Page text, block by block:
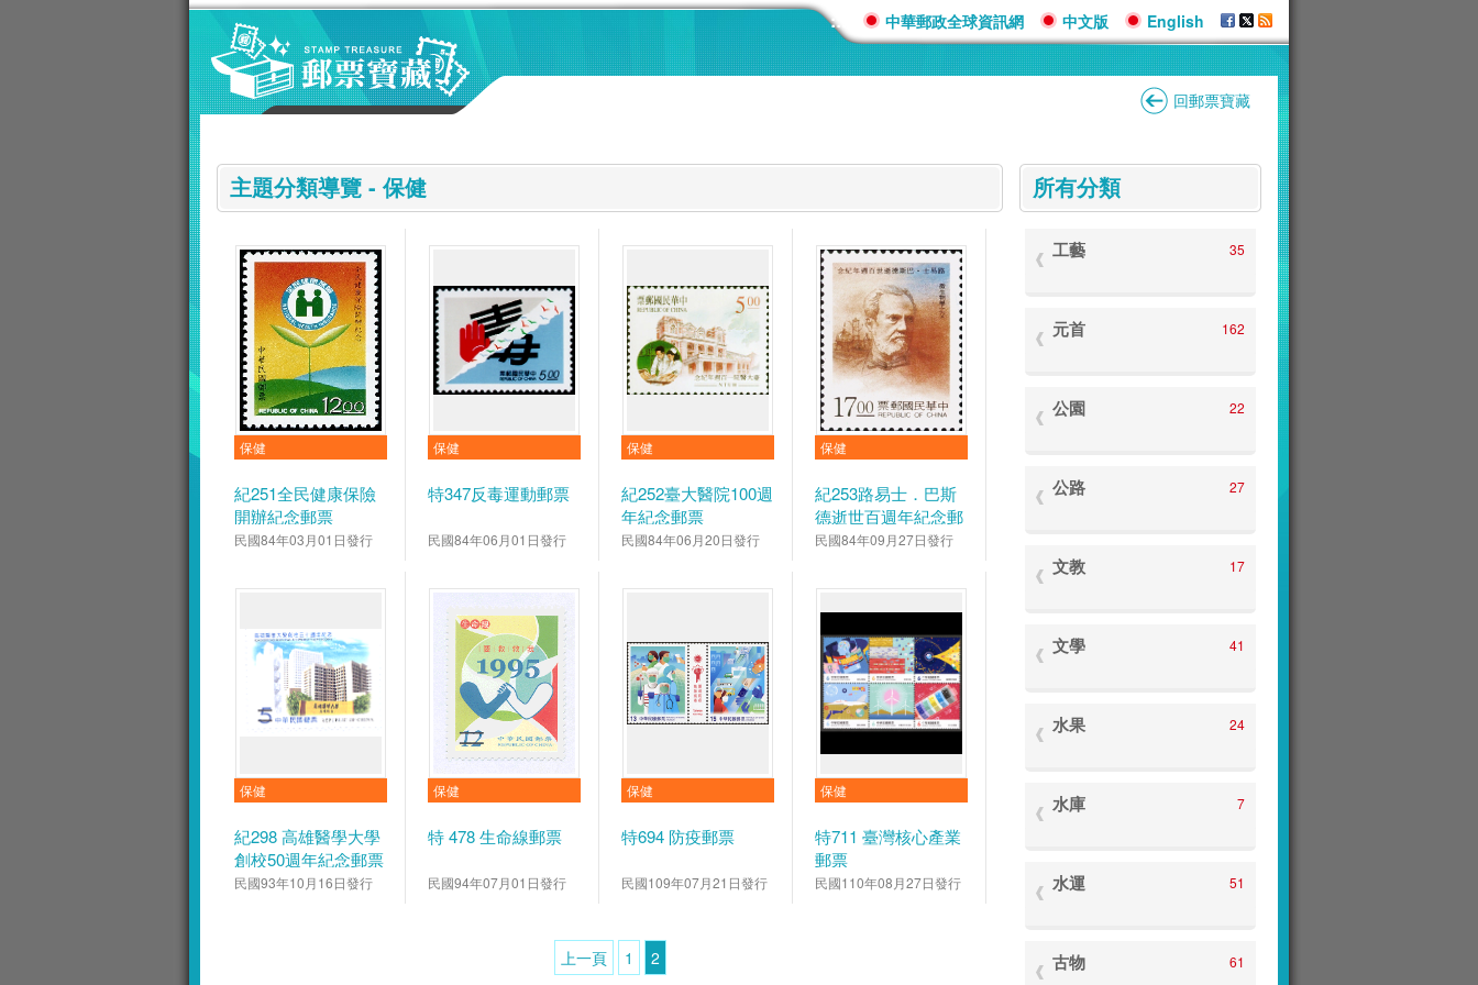
::: 中華郵政全球資訊網 中文版 English
回郵票寶藏
主題分類導覽 - 保健
保健
紀251全民健康保險
開辦紀念郵票
民國84年03月01日發行
保健
特347反毒運動郵票
民國84年06月01日發行
保健
紀252臺大醫院100週
年紀念郵票
民國84年06月20日發行
保健
紀253路易士．巴斯
德逝世百週年紀念郵
票
民國84年09月27日發行
保健
紀298 高雄醫學大學
創校50週年紀念郵票
民國93年10月16日發行
保健
特 478 生命線郵票
民國94年07月01日發行
保健
特694 防疫郵票
民國109年07月21日發行
保健
特711 臺灣核心產業
郵票
民國110年08月27日發行
上一頁 1 2
所有分類
工藝 35
元首 162
公園 22
公路 27
文教 17
文學 41
水果 24
水庫 7
水運 51
古物 61